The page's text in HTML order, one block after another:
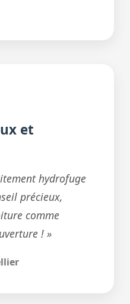
et
hydrofuge
précieux,
comme
! »